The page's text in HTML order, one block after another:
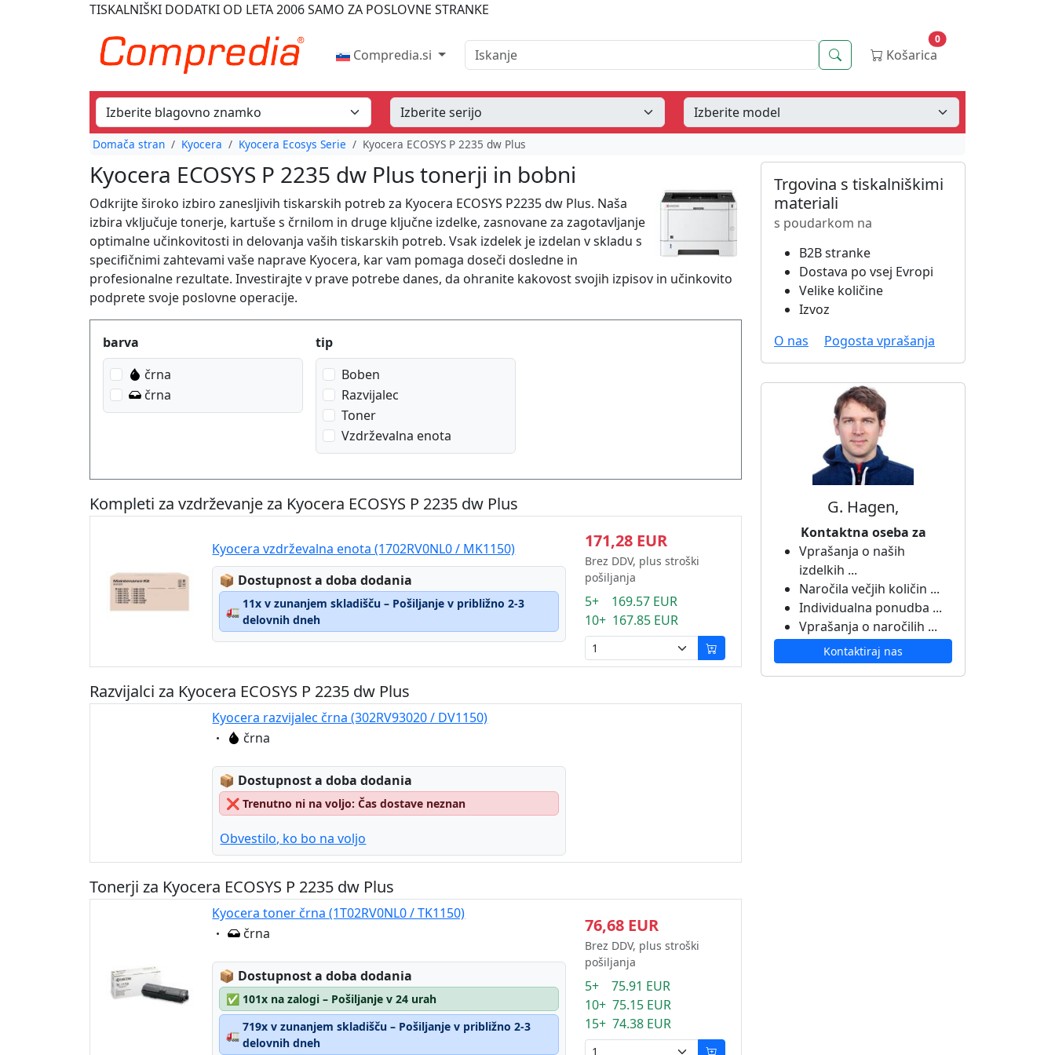
TISKALNIŠKI DODATKI OD LETA 2006SAMO ZA POSLOVNE STRANKE
Compredia.si Iskanje Iskanje Košarica
0
Domača stran Kyocera Kyocera Ecosys Serie Kyocera ECOSYS P 2235 dw Plus
Kyocera ECOSYS P 2235 dw Plus tonerji in bobni
Odkrijte široko izbiro zanesljivih tiskarskih potreb za Kyocera ECOSYS P2235 dw Plus. Naša
izbira vključuje tonerje, kartuše s črnilom in druge ključne izdelke, zasnovane za zagotavljanje
optimalne učinkovitosti in delovanja vaših tiskarskih potreb. Vsak izdelek je izdelan v skladu s
specifičnimi zahtevami vaše naprave Kyocera, kar vam pomaga doseči dosledne in
profesionalne rezultate. Investirajte v prave potrebe danes, da ohranite kakovost svojih izpisov in učinkovito
podprete svoje poslovne operacije.
Produktfilter
barva
črna
črna
tip
Boben
Razvijalec
Toner
Vzdrževalna enota
Kompleti za vzdrževanje za Kyocera ECOSYS P 2235 dw Plus
Kyocera vzdrževalna enota (1702RV0NL0 / MK1150)
📦 Lagerstatus:
Dostupnost a doba dodania
🚛
11x v zunanjem skladišču – Pošiljanje v približno 2-3
delovnih dneh
171,28 EUR
Brez DDV, plus stroški
pošiljanja
5+ 169.57 EUR
10+ 167.85 EUR
Razvijalci za Kyocera ECOSYS P 2235 dw Plus
Kyocera razvijalec črna (302RV93020 / DV1150)
Eigenschaft:
črna
📦 Lagerstatus:
Dostupnost a doba dodania
❌ Trenutno ni na voljo: Čas dostave neznan
Obvestilo, ko bo na voljo
Tonerji za Kyocera ECOSYS P 2235 dw Plus
Kyocera toner črna (1T02RV0NL0 / TK1150)
Eigenschaft:
črna
📦 Lagerstatus:
Dostupnost a doba dodania
✅ 101x na zalogi – Pošiljanje v 24 urah
🚛
719x v zunanjem skladišču – Pošiljanje v približno 2-3
delovnih dneh
76,68 EUR
Brez DDV, plus stroški
pošiljanja
5+ 75.91 EUR
10+ 75.15 EUR
15+ 74.38 EUR
Trgovina s tiskalniškimi
materiali
s poudarkom na
B2B stranke
Dostava po vsej Evropi
Velike količine
Izvoz
O nas
Pogosta vprašanja
G. Hagen,
Kontaktna oseba za
Vprašanja o naših
izdelkih ...
Naročila večjih količin ...
Individualna ponudba ...
Vprašanja o naročilih ...
Kontaktiraj nas